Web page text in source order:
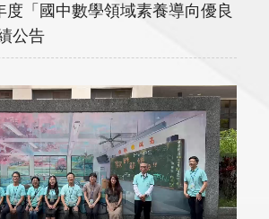
度「國中數學領域素養導向優良
公告